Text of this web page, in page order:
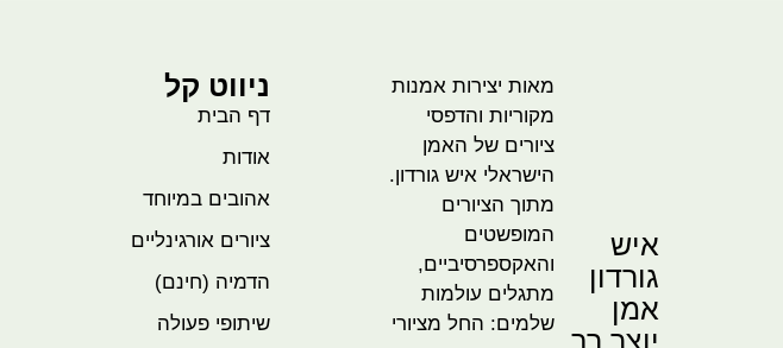
איש
גורדון
אמן
יוצר רב
מאות יצירות אמנות
מקוריות והדפסי
ציורים של האמן
הישראלי איש גורדון.
מתוך הציורים
המופשטים
והאקספרסיביים,
מתגלים עולמות
שלמים: החל מציורי
ניווט קל
דף הבית
אודות
אהובים במיוחד
ציורים אורגינליים
הדמיה (חינם)
שיתופי פעולה